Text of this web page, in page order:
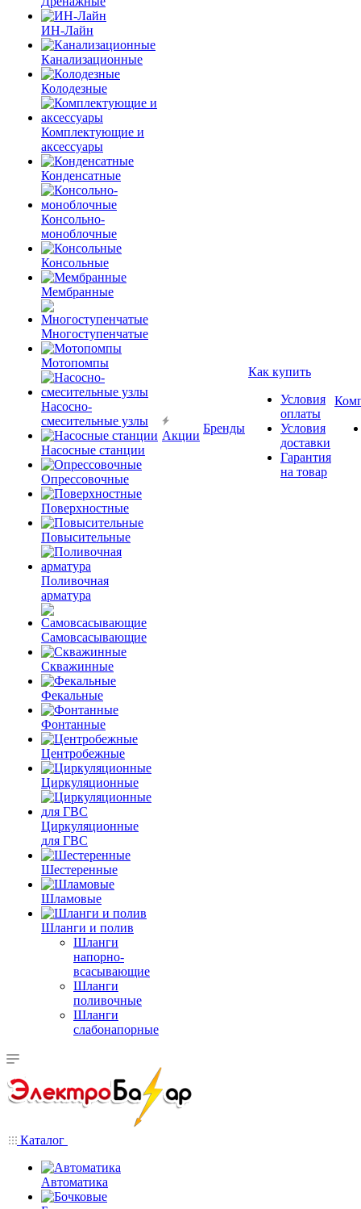
ИН-Лайн
Канализационные
Колодезные
Комплектующие и
аксессуары
Конденсатные
Консольно-
моноблочные
Консольные
Мембранные
Многоступенчатые
Мотопомпы
Насосно-
смесительные узлы
Насосные станции
Опрессовочные
Поверхностные
Повысительные
Поливочная
арматура
Самовсасывающие
Скважинные
Фекальные
Фонтанные
Центробежные
Циркуляционные
Циркуляционные
для ГВС
Шестеренные
Шламовые
Шланги и полив
Шланги
напорно-
всасывающие
Шланги
поливочные
Шланги
слабонапорные
Акции
Бренды
Как купить
Условия
оплаты
Условия
доставки
Гарантия
на товар
Каталог
Автоматика